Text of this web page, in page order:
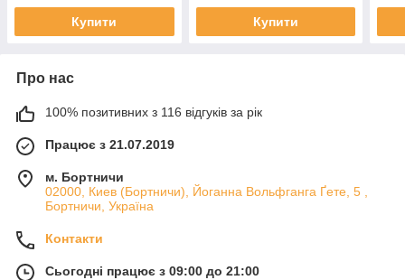
Купити Купити
Про нас
100% позитивних з 116 відгуків за рік
Працює з 21.07.2019
м. Бортничи
02000, Киев (Бортничи), Йоганна Вольфганга Ґете, 5 ,
Бортничи, Україна
Контакти
Сьогодні працює з 09:00 до 21:00